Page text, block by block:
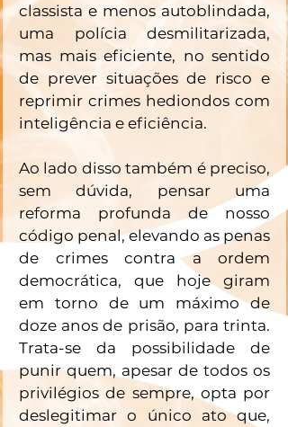
classista e menos autoblindada,
uma polícia desmilitarizada,
mas mais eficiente, no sentido
de prever situações de risco e
reprimir crimes hediondos com
inteligência e eficiência.
Ao lado disso também é preciso,
sem dúvida, pensar uma
reforma profunda de nosso
código penal, elevando as penas
de crimes contra a ordem
democrática, que hoje giram
em torno de um máximo de
doze anos de prisão, para trinta.
Trata-se da possibilidade de
punir quem, apesar de todos os
privilégios de sempre, opta por
deslegitimar o único ato que,